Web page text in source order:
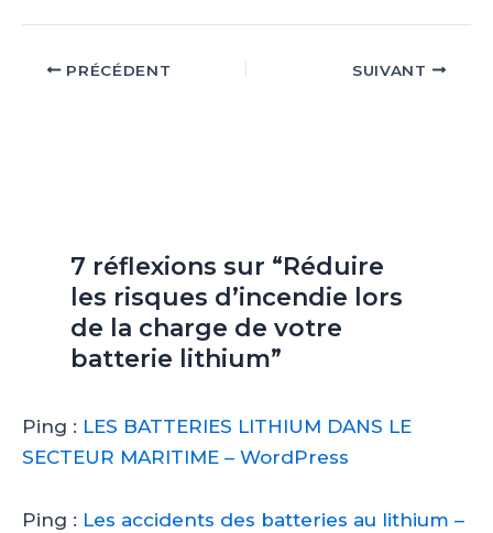
Navigation
PRÉCÉDENT SUIVANT
7 réflexions sur “Réduire
les risques d’incendie lors
de la charge de votre
batterie lithium”
Ping : LES BATTERIES LITHIUM DANS LE
SECTEUR MARITIME – WordPress
Ping : Les accidents des batteries au lithium –